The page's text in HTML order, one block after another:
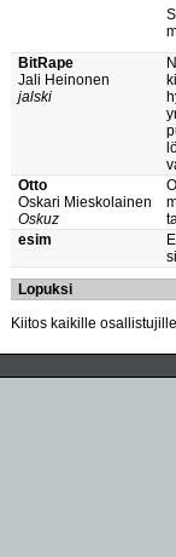
BitRape
Jali Heinonen
jalski
Otto
Oskari Mieskolainen
Oskuz
esim
Lopuksi
Kiitos kaikille